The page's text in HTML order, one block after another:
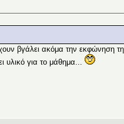
βγάλει ακόμα την εκφώνηση
για το μάθημα...